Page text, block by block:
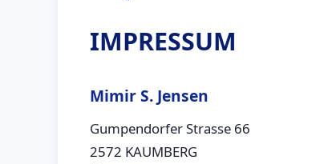
IMPRESSUM
Mimir S. Jensen
Gumpendorfer Strasse 66
2572 KAUMBERG